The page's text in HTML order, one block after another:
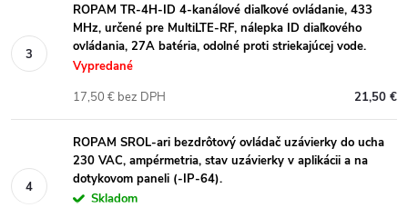
ROPAM TR-4H-ID 4-kanálové diaľkové ovládanie, 433
MHz, určené pre MultiLTE-RF, nálepka ID diaľkového
ovládania, 27A batéria, odolné proti striekajúcej vode.
Vypredané
21,50 €
17,50 € bez DPH
ROPAM SROL-ari bezdrôtový ovládač uzávierky do ucha
230 VAC, ampérmetria, stav uzávierky v aplikácii a na
dotykovom paneli (-IP-64).
Skladom